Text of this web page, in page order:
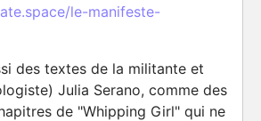
le-manifeste-
des textes de la militante et
Julia Serano, comme des
de "Whipping Girl" qui ne